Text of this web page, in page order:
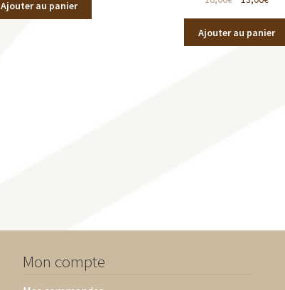
Ajouter au panier
Ajouter au panier
Mon compte